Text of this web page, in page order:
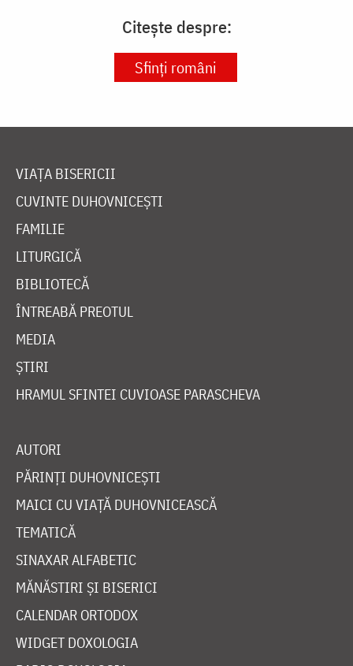
Citește despre:
Sfinți români
VIAȚA BISERICII
CUVINTE DUHOVNICEȘTI
FAMILIE
LITURGICĂ
BIBLIOTECĂ
ÎNTREABĂ PREOTUL
MEDIA
ȘTIRI
HRAMUL SFINTEI CUVIOASE PARASCHEVA
AUTORI
PĂRINȚI DUHOVNICEȘTI
MAICI CU VIAȚĂ DUHOVNICEASCĂ
TEMATICĂ
SINAXAR ALFABETIC
MĂNĂSTIRI ȘI BISERICI
CALENDAR ORTODOX
WIDGET DOXOLOGIA